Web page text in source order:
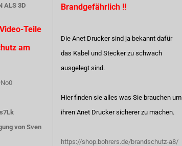
ALS 3D
Teile
am
von Sven
Brandgefährlich !!
Die Anet Drucker sind ja bekannt dafür
das Kabel und Stecker zu schwach
ausgelegt sind.
Hier finden sie alles was Sie brauchen um
ihren Anet Drucker sicherer zu machen.
https://shop.bohrers.de/brandschutz-a8/